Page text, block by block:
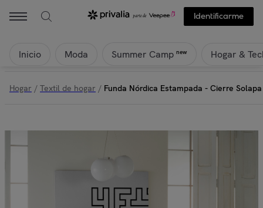
Identificarme
Inicio Moda Summer Camp new Hogar &
Hogar / Textil de hogar / Funda Nórdica Estampada - Cierre